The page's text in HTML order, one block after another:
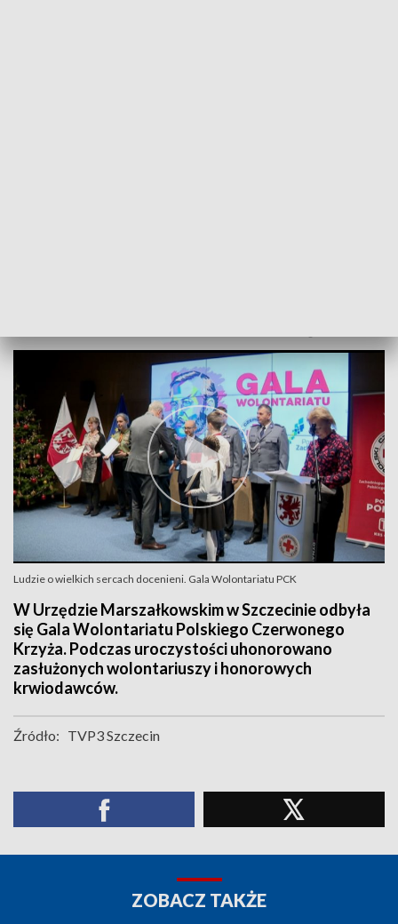
Ludzie o wielkich sercach docenieni. Gala Wolontariatu PCK
W Urzędzie Marszałkowskim w Szczecinie odbyła
się Gala Wolontariatu Polskiego Czerwonego
Krzyża. Podczas uroczystości uhonorowano
zasłużonych wolontariuszy i honorowych
krwiodawców.
Źródło: TVP3 Szczecin
ZOBACZ TAKŻE